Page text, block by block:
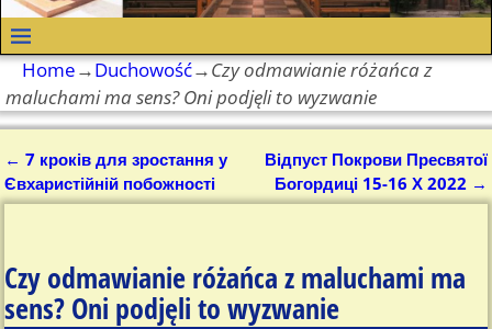
Home→Duchowość→Czy odmawianie różańca z
maluchami ma sens? Oni podjęli to wyzwanie
Nawigacja
← 7 кроків для зростання у
Євхаристійній побожності
Відпуст Покрови Пресвятої
Богордиці 15-16 Х 2022 →
Czy odmawianie różańca z maluchami ma
sens? Oni podjęli to wyzwanie